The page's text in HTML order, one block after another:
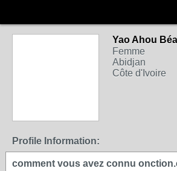
Yao Ahou
Femme
Abidjan
Côte d'Ivoire
Profile Information:
comment vous avez connu